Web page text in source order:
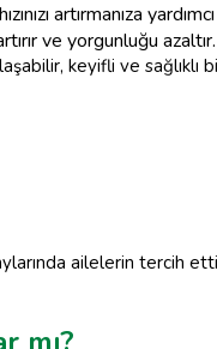
artırmanıza
ve yorgunluğu azaltır.
keyifli ve sağlıklı
ailelerin tercih